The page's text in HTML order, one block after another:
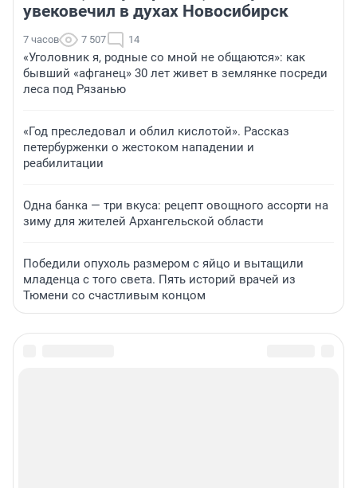
увековечил в духах Новосибирск
7 часов 7 507 14
«Уголовник я, родные со мной не общаются»: как
бывший «афганец» 30 лет живет в землянке посреди
леса под Рязанью
«Год преследовал и облил кислотой». Рассказ
петербурженки о жестоком нападении и
реабилитации
Одна банка — три вкуса: рецепт овощного ассорти на
зиму для жителей Архангельской области
Победили опухоль размером с яйцо и вытащили
младенца с того света. Пять историй врачей из
Тюмени со счастливым концом